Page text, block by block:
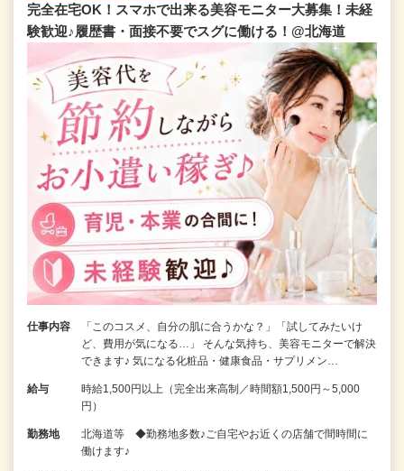
完全在宅OK！スマホで出来る美容モニター大募集！未経
験歓迎♪履歴書・面接不要でスグに働ける！@北海道
仕事内容
「このコスメ、自分の肌に合うかな？」「試してみたいけ
ど、費用が気になる…」 そんな気持ち、美容モニターで解決
できます♪ 気になる化粧品・健康食品・サプリメン…
給与
時給1,500円以上（完全出来高制／時間額1,500円～5,000
円）
勤務地
北海道等 ◆勤務地多数♪ご自宅やお近くの店舗で間時間に
働けます♪